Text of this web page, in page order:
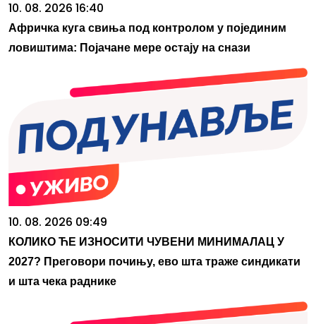
10. 08. 2026 16:40
Афричка куга свиња под контролом у појединим
ловиштима: Појачане мере остају на снази
10. 08. 2026 09:49
КОЛИКО ЋЕ ИЗНОСИТИ ЧУВЕНИ МИНИМАЛАЦ У
2027? Преговори почињу, ево шта траже синдикати
и шта чека раднике